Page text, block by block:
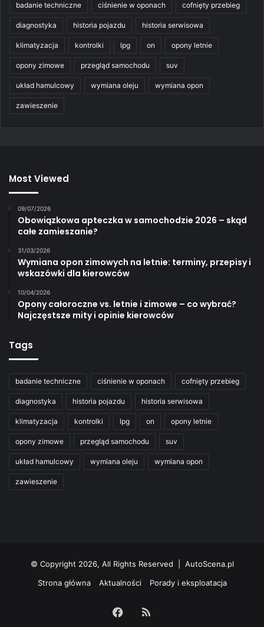
badanie techniczne ciśnienie w oponach cofnięty przebieg
diagnostyka historia pojazdu historia serwisowa
klimatyzacja kontrolki lpg on opony letnie
opony zimowe przegląd samochodu suv
układ hamulcowy wymiana oleju wymiana opon
zawieszenie
Most Viewed
09/07/2026
Obowiązkowa apteczka w samochodzie 2026 – skąd
całe zamieszanie?
31/03/2026
Wymiana opon zimowych na letnie: terminy, przepisy i
wskazówki dla kierowców
10/04/2026
Opony całoroczne vs. letnie i zimowe – co wybrać?
Najczęstsze mity i opinie kierowców
Tags
badanie techniczne ciśnienie w oponach cofnięty przebieg
diagnostyka historia pojazdu historia serwisowa
klimatyzacja kontrolki lpg on opony letnie
opony zimowe przegląd samochodu suv
układ hamulcowy wymiana oleju wymiana opon
zawieszenie
© Copyright 2026, All Rights Reserved | AutoScena.pl
Strona główna
Aktualności Porady i eksploatacja
Facebook